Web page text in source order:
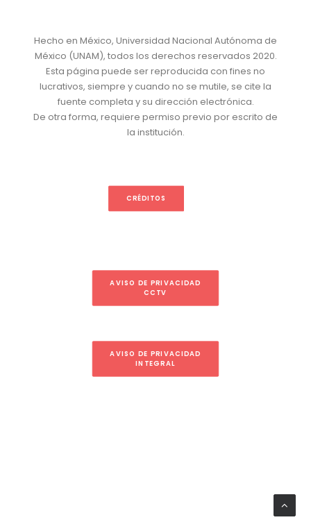
Hecho en México, Universidad Nacional Autónoma de
México (UNAM), todos los derechos reservados 2020.
Esta página puede ser reproducida con fines no
lucrativos, siempre y cuando no se mutile, se cite la
fuente completa y su dirección electrónica.
De otra forma, requiere permiso previo por escrito de
la institución.
CRÉDITOS
AVISO DE PRIVACIDAD
CCTV
AVISO DE PRIVACIDAD
INTEGRAL